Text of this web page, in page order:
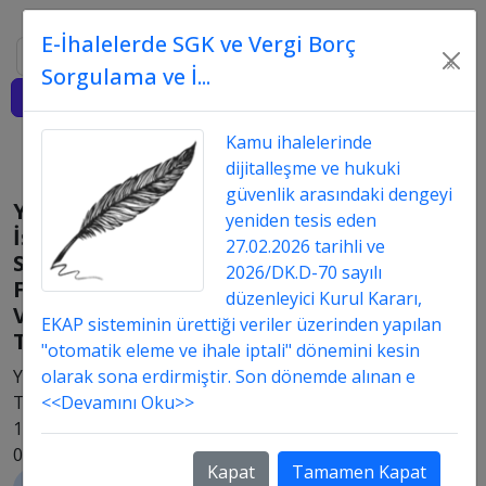
Ara
Yapım
İşlerinde
Sözleşmenin
Feshi
Ve
Tasfiyesi
Yayın
Tarih:
17.06.2019
09:06
E-İhalelerde SGK ve Vergi Borç
Sorgulama ve İ...
×
Kamu ihalelerinde
dijitalleşme ve hukuki
güvenlik arasındaki dengeyi
yeniden tesis eden
27.02.2026 tarihli ve
2026/DK.D-70 sayılı
düzenleyici Kurul Kararı,
EKAP sisteminin ürettiği veriler üzerinden yapılan
"otomatik eleme ve ihale iptali" dönemini kesin
olarak sona erdirmiştir. Son dönemde alınan e
<<Devamını Oku>>
Kapat Tamamen Kapat